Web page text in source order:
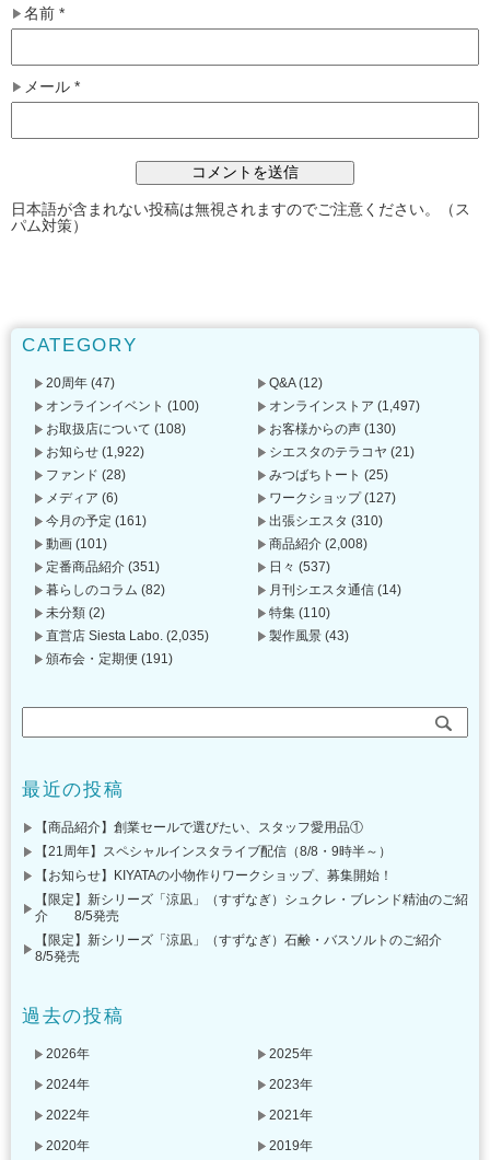
名前 *
メール *
日本語が含まれない投稿は無視されますのでご注意ください。（ス
パム対策）
CATEGORY
20周年 (47) Q&A(12)
オンラインイベント (100) オンラインストア (1,497)
お取扱店について (108) お客様からの声 (130)
お知らせ (1,922) シエスタのテラコヤ (21)
ファンド (28) みつばちトート (25)
メディア (6) ワークショップ(127)
今月の予定 (161) 出張シエスタ (310)
動画 (101) 商品紹介 (2,008)
定番商品紹介 (351) 日々 (537)
暮らしのコラム (82) 月刊シエスタ通信 (14)
未分類 (2) 特集 (110)
直営店 Siesta Labo. (2,035) 製作風景 (43)
頒布会・定期便 (191)
最近の投稿
【商品紹介】創業セールで選びたい、スタッフ愛用品①
【21周年】スペシャルインスタライブ配信（8/8・9時半～）
【お知らせ】KIYATAの小物作りワークショップ、募集開始！
【限定】新シリーズ「涼凪」（すずなぎ）シュクレ・ブレンド精油のご紹
介 8/5発売
【限定】新シリーズ「涼凪」（すずなぎ）石鹸・バスソルトのご紹介
8/5発売
過去の投稿
2026年
2025年
2024年
2023年
2022年
2021年
2020年
2019年